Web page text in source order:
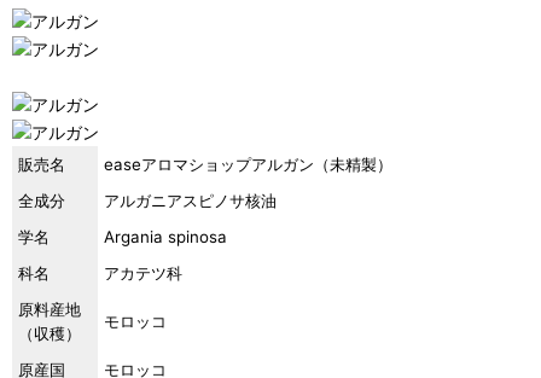
販売名
easeアロマショップアルガン（未精製）
全成分
アルガニアスピノサ核油
学名
Argania spinosa
科名
アカテツ科
原料産地
（収穫）
モロッコ
原産国
モロッコ